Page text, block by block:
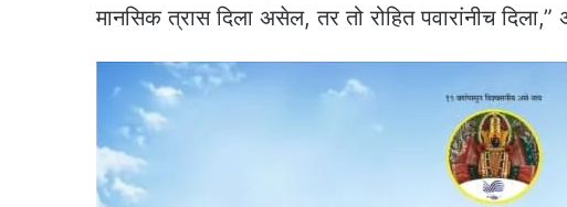
मानसिक त्रास दिला असेल, तर तो रोहित पवारांनीच